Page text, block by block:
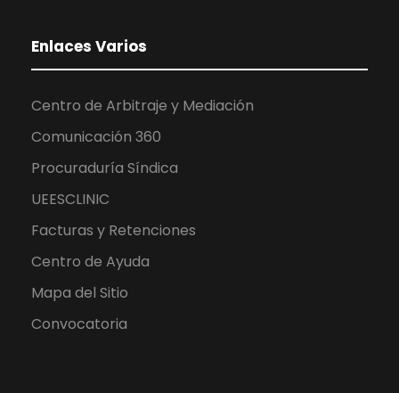
Enlaces Varios
Centro de Arbitraje y Mediación
Comunicación 360
Procuraduría Síndica
UEESCLINIC
Facturas y Retenciones
Centro de Ayuda
Mapa del Sitio
Convocatoria